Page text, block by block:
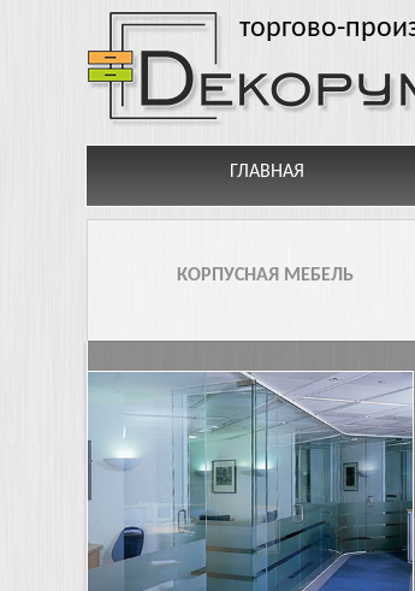
Перейти к основному содержанию
торгово-
ГЛАВНАЯ
КОРПУСНАЯ МЕБЕЛЬ